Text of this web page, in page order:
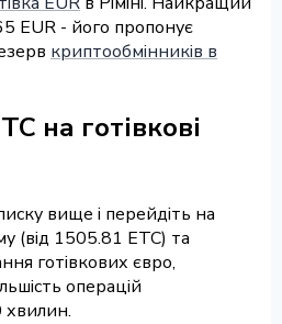
EUR - його пропонує
криптообмінників в
на готівкові
вище і перейдіть на
(від 1505.81 ETC) та
готівкових євро,
операцій
хвилин.